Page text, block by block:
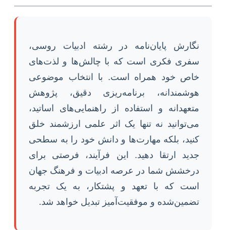
نگارش پایان‌نامه در رشته ادبیات روسی،
سفری فکری است که با چالش‌ها و لذت‌های
خاص خود همراه است. با انتخاب موضوعی
هوشمندانه، برنامه‌ریزی دقیق، پژوهش
متعهدانه و استفاده از راهنمایی‌های اساتید،
می‌توانید نه تنها یک اثر علمی ارزشمند خلق
کنید، بلکه مهارت‌ها و دانش خود را به سطحی
جدید ارتقا دهید. این فرآیند، فرصتی برای
درخشش شما در عرصه ادبیات و فرهنگ جهان
است که با تعهد و پشتکار، به یک تجربه
تضمین‌شده و موفقیت‌آمیز تبدیل خواهد شد.